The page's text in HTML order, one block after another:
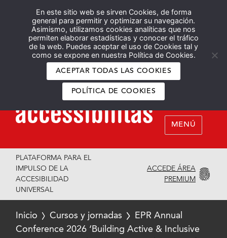
En este sitio web se sirven Cookies, de forma
general para permitir y optimizar su navegación.
Asimismo, utilizamos cookies analíticas que nos
permiten elaborar estadísticas y conocer el tráfico
de la web. Puedes aceptar el uso de Cookies tal y
como se expone en nuestra Política de Cookies.
ACEPTAR TODAS LAS COOKIES
POLÍTICA DE COOKIES
Español English
MENÚ
PLATAFORMA PARA EL
IMPULSO DE LA
ACCESIBILIDAD
UNIVERSAL
ACCEDE ÁREA
PREMIUM
Inicio Cursos y jornadas
EPR Annual
Conference 2026 ‘Building Active & Inclusive